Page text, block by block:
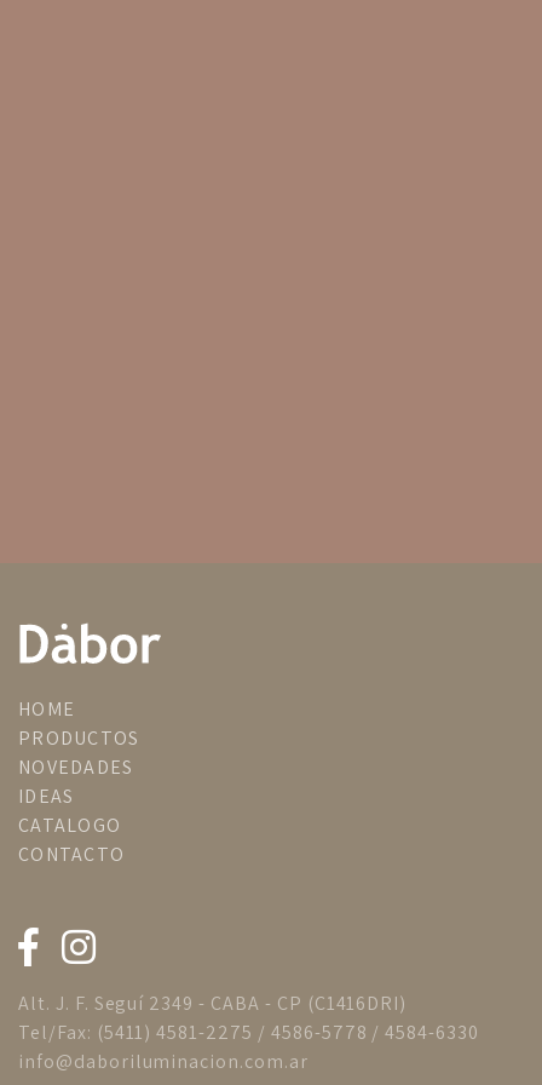
HOME
PRODUCTOS
NOVEDADES
IDEAS
CATALOGO
CONTACTO
Alt. J. F. Seguí 2349 - CABA - CP (C1416DRI)
Tel/Fax: (5411) 4581-2275 / 4586-5778 / 4584-6330
info@daboriluminacion.com.ar